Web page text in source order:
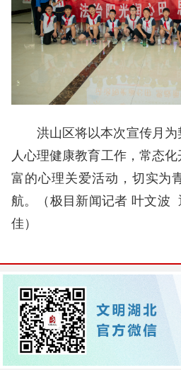
洪山区将以本次宣传月
人心理健康教育工作，常态
富的心理关爱活动，切实为
航。（极目新闻记者 叶文波
佳）